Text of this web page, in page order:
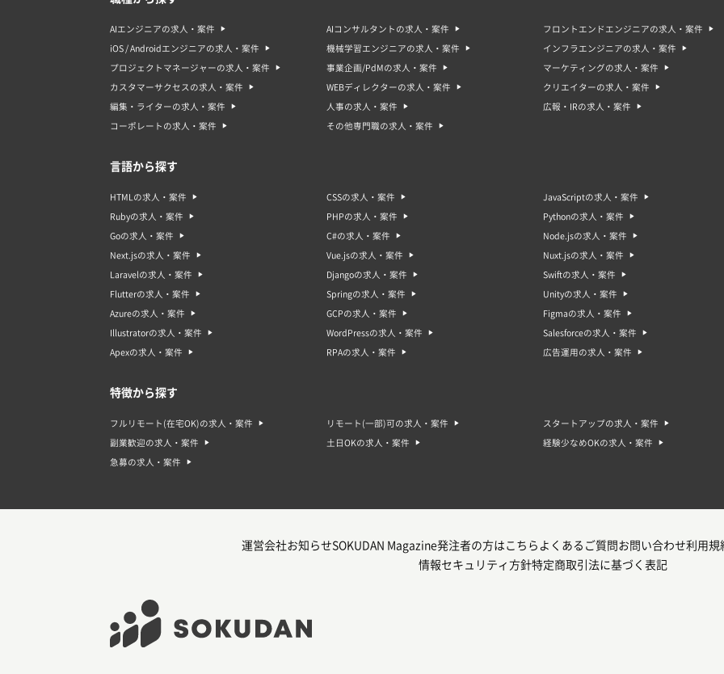
AIエンジニアの求人・案件 AIコンサルタントの求人・案件 フロントエンドエンジニアの求人・案件
iOS / Androidエンジニアの求人・案件 機械学習エンジニアの求人・案件 インフラエンジニアの求人・案件
プロジェクトマネージャーの求人・案件 事業企画/PdMの求人・案件 マーケティングの求人・案件
カスタマーサクセスの求人・案件 WEBディレクターの求人・案件 クリエイターの求人・案件
編集・ライターの求人・案件 人事の求人・案件 広報・IRの求人・案件
コーポレートの求人・案件 その他専門職の求人・案件
言語から探す
HTMLの求人・案件 CSSの求人・案件 JavaScriptの求人・案件
Rubyの求人・案件 PHPの求人・案件 Pythonの求人・案件
Goの求人・案件 C#の求人・案件 Node.jsの求人・案件
Next.jsの求人・案件 Vue.jsの求人・案件 Nuxt.jsの求人・案件
Laravelの求人・案件 Djangoの求人・案件 Swiftの求人・案件
Flutterの求人・案件 Springの求人・案件 Unityの求人・案件
Azureの求人・案件 GCPの求人・案件 Figmaの求人・案件
Illustratorの求人・案件 WordPressの求人・案件 Salesforceの求人・案件
Apexの求人・案件 RPAの求人・案件 広告運用の求人・案件
特徴から探す
フルリモート(在宅OK)の求人・案件 リモート(一部)可の求人・案件 スタートアップの求人・案件
副業歓迎の求人・案件 土日OKの求人・案件 経験少なめOKの求人・案件
急募の求人・案件
運営会社お知らせSOKUDAN Magazine発注者の方はこちら よくあるご質問 お問い合わせ利用規
情報セキュリティ方針特定商取引法に基づく表記